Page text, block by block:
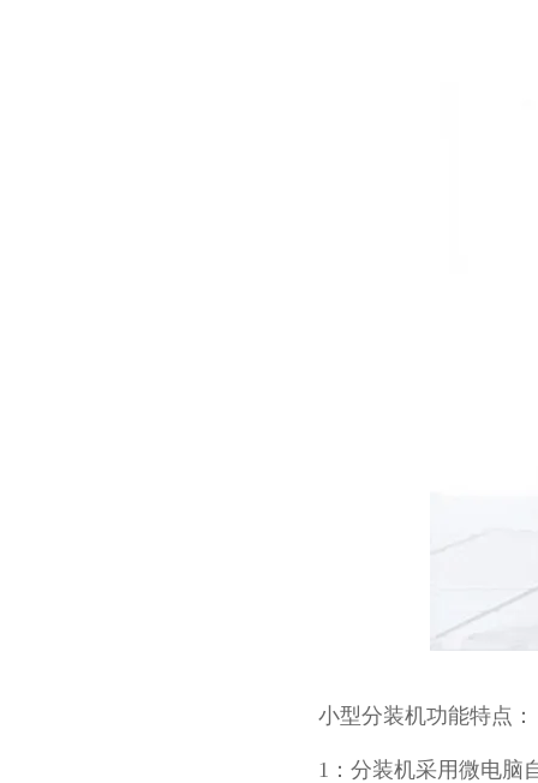
小型分装机功能特点：
1：分装机采用微电脑